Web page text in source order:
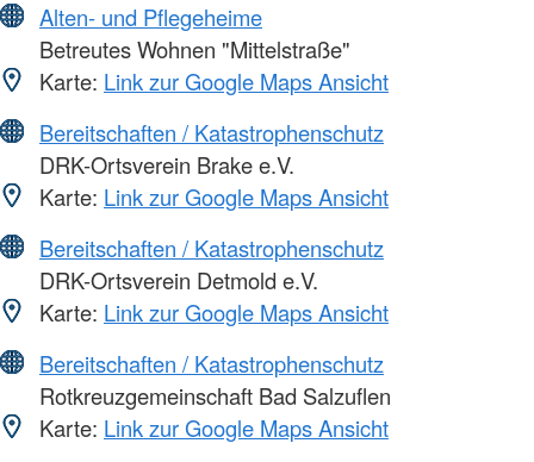
Alten- und Pflegeheime
Betreutes Wohnen "Mittelstraße"
Karte: Link zur Google Maps Ansicht
Bereitschaften / Katastrophenschutz
DRK-Ortsverein Brake e.V.
Karte: Link zur Google Maps Ansicht
Bereitschaften / Katastrophenschutz
DRK-Ortsverein Detmold e.V.
Karte: Link zur Google Maps Ansicht
Bereitschaften / Katastrophenschutz
Rotkreuzgemeinschaft Bad Salzuflen
Karte: Link zur Google Maps Ansicht